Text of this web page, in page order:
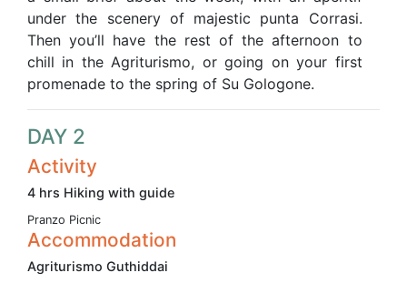
under the scenery of majestic punta Corrasi.
Then you’ll have the rest of the afternoon to
chill in the Agriturismo, or going on your first
promenade to the spring of Su Gologone.
DAY 2
Activity
4 hrs Hiking with guide
Pranzo Picnic
Accommodation
Agriturismo Guthiddai